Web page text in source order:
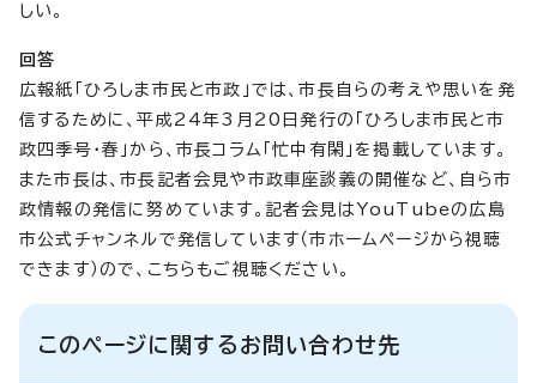
しい。
回答
広報紙「ひろしま市民と市政」では、市長自らの考えや思いを発
信するために、平成24年3月20日発行の「ひろしま市民と市
政四季号・春」から、市長コラム「忙中有閑」を掲載しています。
また市長は、市長記者会見や市政車座談義の開催など、自ら市
政情報の発信に努めています。記者会見はYouTubeの広島
市公式チャンネルで発信しています（市ホームページから視聴
できます）ので、こちらもご視聴ください。
このページに関するお問い合わせ先